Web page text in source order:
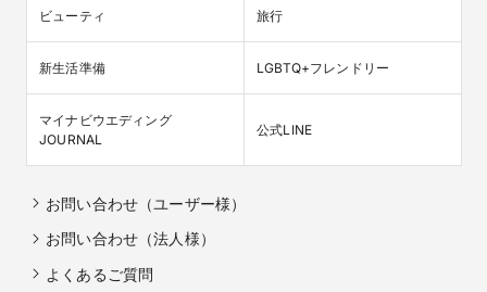
ビューティ 旅行
新生活準備 LGBTQ+フレンドリー
マイナビウエディング
JOURNAL
公式LINE
お問い合わせ（ユーザー様）
お問い合わせ（法人様）
よくあるご質問